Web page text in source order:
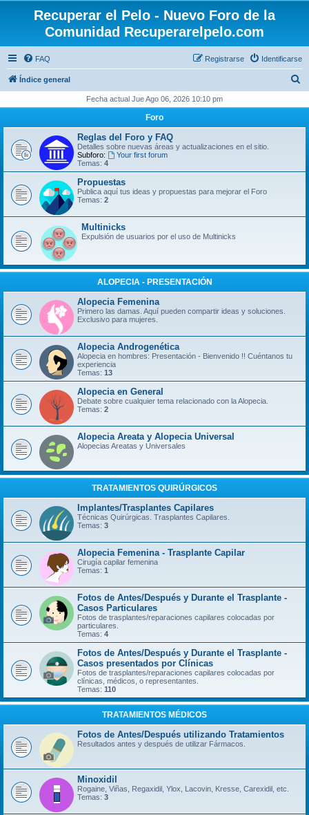
Recuperar el Pelo - Nuevo Foro de la
Comunidad Recuperarelpelo.com
FAQ Identificarse
Registrarse
Índice general
c
Fecha actual Jue Ago 06, 2026 10:10 pm
Foro
Reglas del Foro y FAQ
Detalles sobre nuevas áreas y actualizaciones en el sitio.
Subforo:
Your first forum
Temas: 4
Propuestas
Publica aquí tus ideas y propuestas para mejorar el Foro
Temas: 2
Multinicks
Expulsión de usuarios por el uso de Multinicks
ALOPECIA - PRESENTACIÓN
Alopecia Femenina
Primero las damas. Aquí pueden compartir ideas y soluciones.
Exclusivo para mujeres.
Alopecia Androgenética
Alopecia en hombres: Presentación - Bienvenido !! Cuéntanos tu
experiencia
Temas: 13
Alopecia en General
Debate sobre cualquier tema relacionado con la Alopecia.
Temas: 2
Alopecia Areata y Alopecia Universal
Alopecias Areatas y Universales
TRATAMIENTOS QUIRÚRGICOS
Implantes/Trasplantes Capilares
Técnicas Quirúrgicas. Trasplantes Capilares.
Temas: 3
Alopecia Femenina - Trasplante Capilar
Cirugía capilar femenina
Temas: 1
Fotos de Antes/Después y Durante el Trasplante -
Casos Particulares
Fotos de trasplantes/reparaciones capilares colocadas por
particulares.
Temas: 4
Fotos de Antes/Después y Durante el Trasplante -
Casos presentados por Clínicas
Fotos de trasplantes/reparaciones capilares colocadas por
clínicas, médicos, o representantes.
Temas: 110
TRATAMIENTOS MÉDICOS
Fotos de Antes/Después utilizando Tratamientos
Resultados antes y después de utilizar Fármacos.
Minoxidil
Rogaine, Viñas, Regaxidil, Ylox, Lacovin, Kresse, Carexidil, etc.
Temas: 3